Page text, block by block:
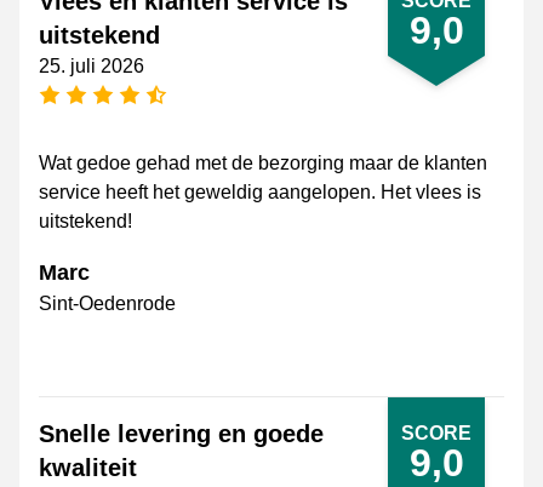
9,0
uitstekend
25. juli 2026
[_General:NumberOfStarsPluralFormat]
Wat gedoe gehad met de bezorging maar de klanten
service heeft het geweldig aangelopen. Het vlees is
uitstekend!
Marc
Sint-Oedenrode
SCORE
9,0
Snelle levering en goede
kwaliteit